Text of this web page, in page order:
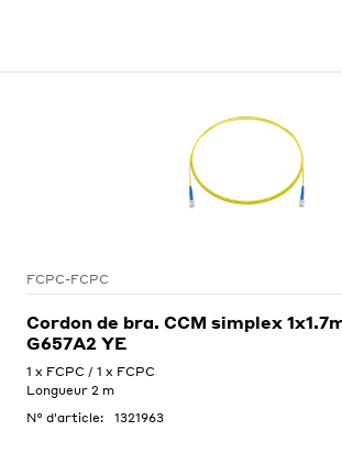
FCPC-FCPC
Cordon de bra. CCM simplex
G657A2 YE
1 x FCPC / 1 x FCPC
Longueur 2 m
N° d'article:
1321963